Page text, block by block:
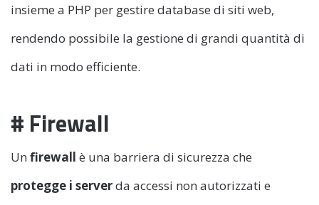
insieme a PHP per gestire database di siti web,
rendendo possibile la gestione di grandi quantità di
dati in modo efficiente.
# Firewall
Un firewall è una barriera di sicurezza che
protegge i serverda accessi non autorizzati e